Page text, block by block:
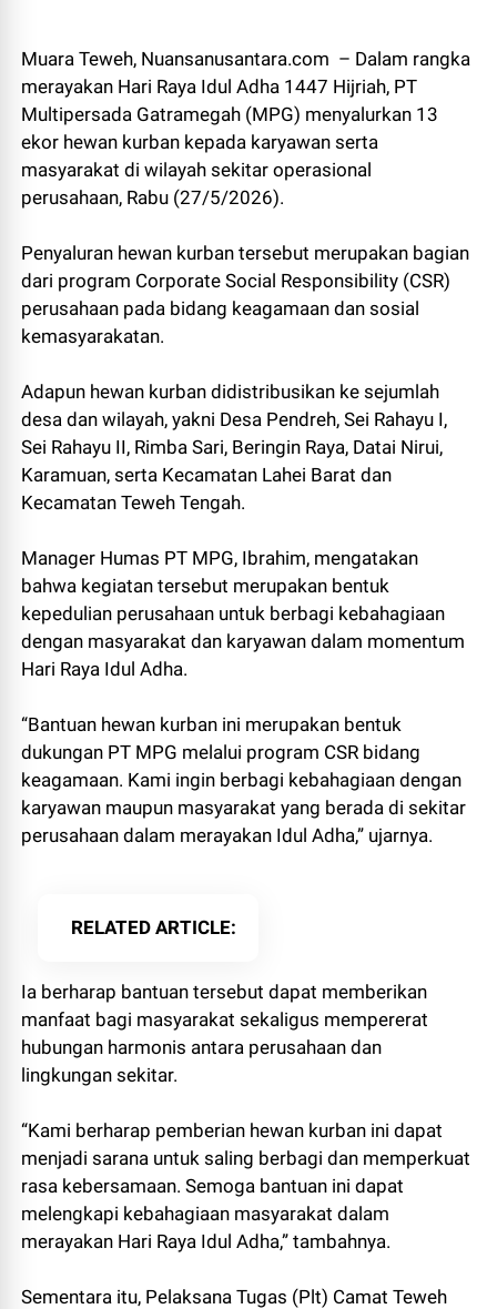
Muara Teweh, Nuansanusantara.com – Dalam rangka
merayakan Hari Raya Idul Adha 1447 Hijriah, PT
Multipersada Gatramegah (MPG) menyalurkan 13
ekor hewan kurban kepada karyawan serta
masyarakat di wilayah sekitar operasional
perusahaan, Rabu (27/5/2026).
Penyaluran hewan kurban tersebut merupakan bagian
dari program Corporate Social Responsibility (CSR)
perusahaan pada bidang keagamaan dan sosial
kemasyarakatan.
Adapun hewan kurban didistribusikan ke sejumlah
desa dan wilayah, yakni Desa Pendreh, Sei Rahayu I,
Sei Rahayu II, Rimba Sari, Beringin Raya, Datai Nirui,
Karamuan, serta Kecamatan Lahei Barat dan
Kecamatan Teweh Tengah.
Manager Humas PT MPG, Ibrahim, mengatakan
bahwa kegiatan tersebut merupakan bentuk
kepedulian perusahaan untuk berbagi kebahagiaan
dengan masyarakat dan karyawan dalam momentum
Hari Raya Idul Adha.
“Bantuan hewan kurban ini merupakan bentuk
dukungan PT MPG melalui program CSR bidang
keagamaan. Kami ingin berbagi kebahagiaan dengan
karyawan maupun masyarakat yang berada di sekitar
perusahaan dalam merayakan Idul Adha,” ujarnya.
RELATED ARTICLE
Ia berharap bantuan tersebut dapat memberikan
manfaat bagi masyarakat sekaligus mempererat
hubungan harmonis antara perusahaan dan
lingkungan sekitar.
“Kami berharap pemberian hewan kurban ini dapat
menjadi sarana untuk saling berbagi dan memperkuat
rasa kebersamaan. Semoga bantuan ini dapat
melengkapi kebahagiaan masyarakat dalam
merayakan Hari Raya Idul Adha,” tambahnya.
Sementara itu, Pelaksana Tugas (Plt) Camat Teweh